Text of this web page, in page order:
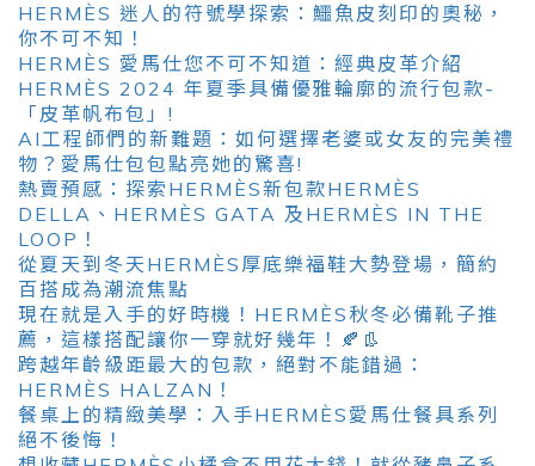
HERMÈS 迷人的符號學探索：鱷魚皮刻印的奧秘，
你不可不知！
HERMÈS 愛馬仕您不可不知道：經典皮革介紹
HERMÈS 2024 年夏季具備優雅輪廓的流行包款-
「皮革帆布包」!
AI工程師們的新難題：如何選擇老婆或女友的完美禮
物？愛馬仕包包點亮她的驚喜!
熱賣預感：探索HERMÈS新包款HERMÈS
DELLA、HERMÈS GATA 及HERMÈS IN THE
LOOP！
從夏天到冬天HERMÈS厚底樂福鞋大勢登場，簡約
百搭成為潮流焦點
現在就是入手的好時機！HERMÈS秋冬必備靴子推
薦，這樣搭配讓你一穿就好幾年！🍂👢
跨越年齡級距最大的包款，絕對不能錯過：
HERMÈS HALZAN！
餐桌上的精緻美學：入手HERMÈS愛馬仕餐具系列
絕不後悔！